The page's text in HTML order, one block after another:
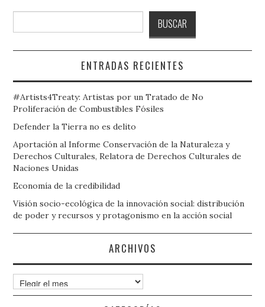
BUSCAR
ENTRADAS RECIENTES
#Artists4Treaty: Artistas por un Tratado de No
Proliferación de Combustibles Fósiles
Defender la Tierra no es delito
Aportación al Informe Conservación de la Naturaleza y
Derechos Culturales, Relatora de Derechos Culturales de
Naciones Unidas
Economía de la credibilidad
Visión socio-ecológica de la innovación social: distribución
de poder y recursos y protagonismo en la acción social
ARCHIVOS
Archivos